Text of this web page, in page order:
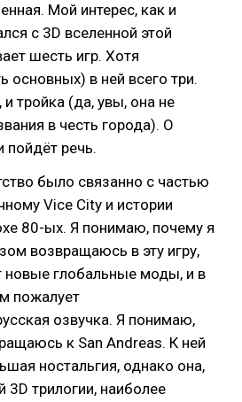
Мой интерес, как и
с 3D вселенной этой
шесть игр. Хотя
основных) в ней всего три.
и тройка (да, увы, она не
в честь города). О
пойдёт речь.
было связанно с частью
Vice City и истории
80-ых. Я понимаю, почему я
возвращаюсь в эту игру,
новые глобальные моды, и в
пожалует
озвучка. Я понимаю,
к San Andreas. К ней
ностальгия, однако она,
3D трилогии, наиболее